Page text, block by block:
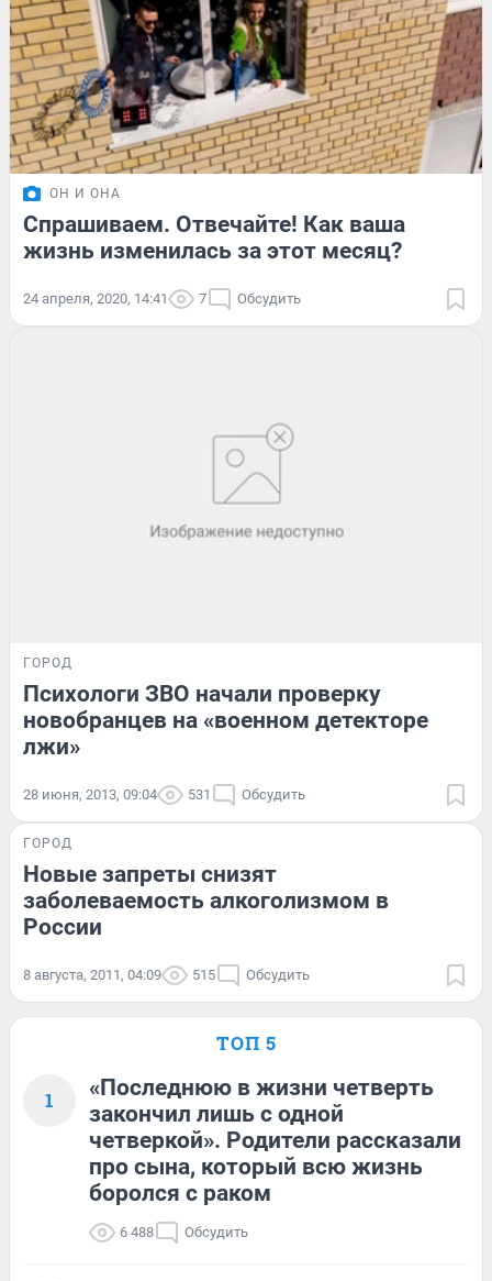
ОН И ОНА
Спрашиваем. Отвечайте! Как ваша
жизнь изменилась за этот месяц?
24 апреля, 2020, 14:41 7 Обсудить
ГОРОД
Психологи ЗВО начали проверку
новобранцев на «военном детекторе
лжи»
28 июня, 2013, 09:04 531 Обсудить
ГОРОД
Новые запреты снизят
заболеваемость алкоголизмом в
России
8 августа, 2011, 04:09 515 Обсудить
ТОП 5
1
«Последнюю в жизни четверть
закончил лишь с одной
четверкой». Родители рассказали
про сына, который всю жизнь
боролся с раком
6 488 Обсудить